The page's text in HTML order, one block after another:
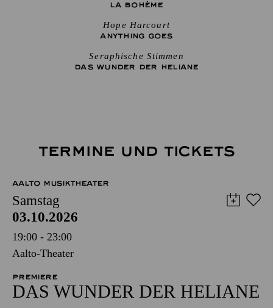
LA BOHÈME
Hope Harcourt
ANYTHING GOES
Seraphische Stimmen
DAS WUNDER DER HELIANE
TERMINE UND TICKETS
AALTO MUSIKTHEATER
Samstag
03.10.2026
19:00 - 23:00
Aalto-Theater
PREMIERE
DAS WUNDER DER HELIANE